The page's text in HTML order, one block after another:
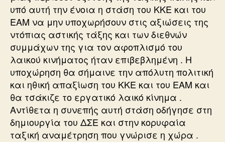
υπό αυτή την ένοια η στάση του ΚΚΕ και του
ΕΑΜ να μην υποχωρήσουν στις αξιώσεις της
ντόπιας αστικής τάξης και των διεθνών
συμμάχων της για τον αφοπλισμό του
λαικού κινήματος ήταν επιβεβλημένη . Η
υποχώρηση θα σήμαινε την απόλυτη πολιτική
και ηθική απαξίωση του ΚΚΕ και του ΕΑΜ και
θα τσάκιζε το εργατικό λαικό κίνημα .
Αντίθετα η συνεπής αυτή στάση οδήγησε στη
δημιουργία του ΔΣΕ και στην κορυφαία
ταξική αναμέτρηση που γνώρισε η χώρα .